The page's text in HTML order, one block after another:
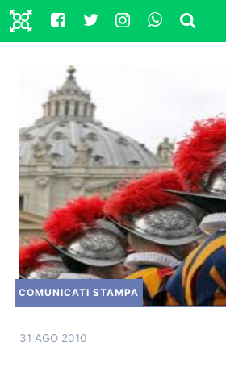
COMUNICATI STAMPA
31 AGO 2010